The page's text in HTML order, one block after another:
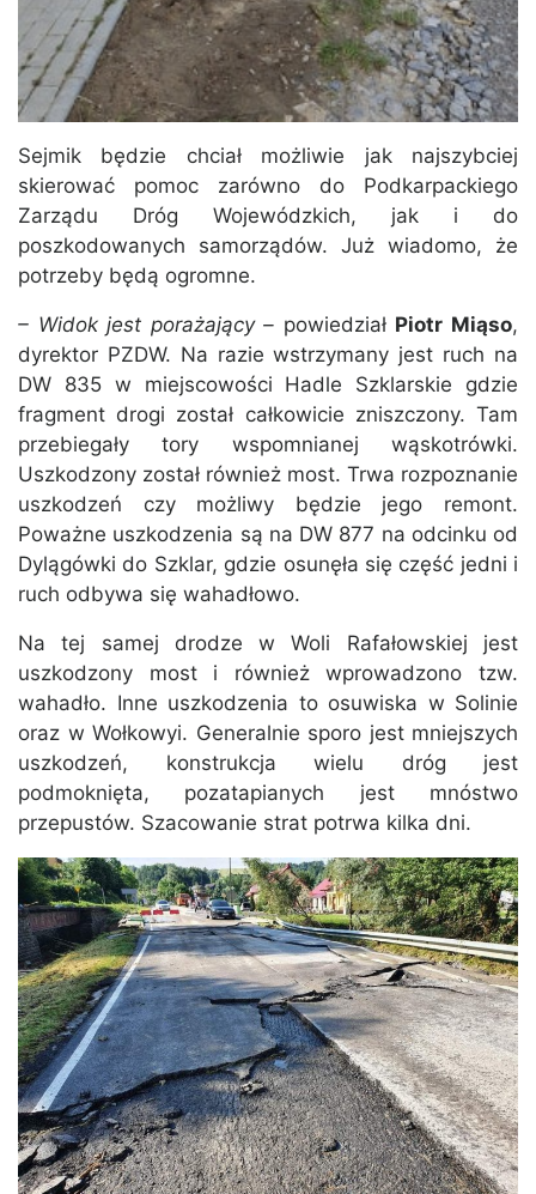
Sejmik będzie chciał możliwie jak najszybciej
skierować pomoc zarówno do Podkarpackiego
Zarządu Dróg Wojewódzkich, jak i do
poszkodowanych samorządów. Już wiadomo, że
potrzeby będą ogromne.
– Widok jest porażający – powiedział Piotr Miąso,
dyrektor PZDW. Na razie wstrzymany jest ruch na
DW 835 w miejscowości Hadle Szklarskie gdzie
fragment drogi został całkowicie zniszczony. Tam
przebiegały tory wspomnianej wąskotrówki.
Uszkodzony został również most. Trwa rozpoznanie
uszkodzeń czy możliwy będzie jego remont.
Poważne uszkodzenia są na DW 877 na odcinku od
Dylągówki do Szklar, gdzie osunęła się część jedni i
ruch odbywa się wahadłowo.
Na tej samej drodze w Woli Rafałowskiej jest
uszkodzony most i również wprowadzono tzw.
wahadło. Inne uszkodzenia to osuwiska w Solinie
oraz w Wołkowyi. Generalnie sporo jest mniejszych
uszkodzeń, konstrukcja wielu dróg jest
podmoknięta, pozatapianych jest mnóstwo
przepustów. Szacowanie strat potrwa kilka dni.